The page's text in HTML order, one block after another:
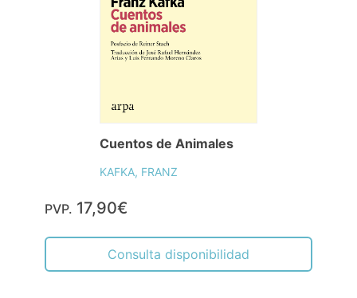
Cuentos de Animales
KAFKA, FRANZ
PVP. 17,90€
Consulta disponibilidad